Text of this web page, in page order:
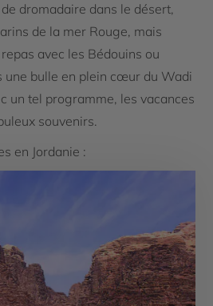
dromadaire dans le désert,
de la mer Rouge, mais
avec les Bédouins ou
une bulle en plein cœur du Wadi
un tel programme, les vacances
souvenirs.
en Jordanie :